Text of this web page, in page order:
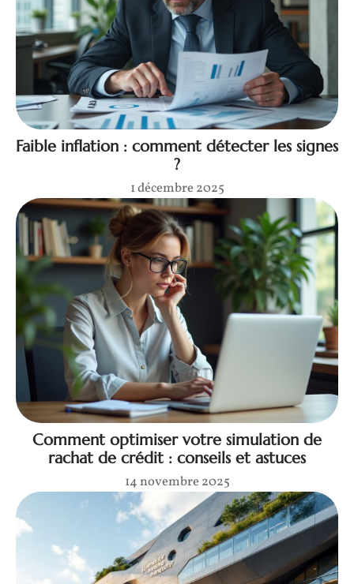
Faible inflation : comment détecter les signes
?
1 décembre 2025
Comment optimiser votre simulation de
rachat de crédit : conseils et astuces
14 novembre 2025